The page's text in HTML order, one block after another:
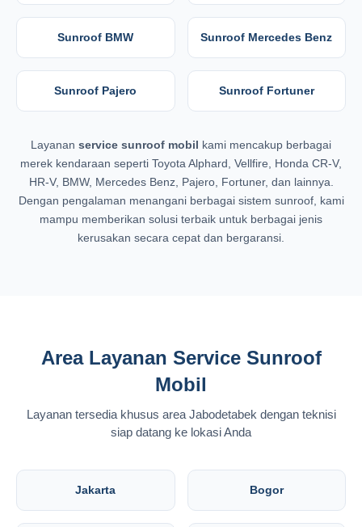
Sunroof BMW Sunroof Mercedes Benz
Sunroof Pajero Sunroof Fortuner
Layanan service sunroof mobil kami mencakup berbagai
merek kendaraan seperti Toyota Alphard, Vellfire, Honda CR-V,
HR-V, BMW, Mercedes Benz, Pajero, Fortuner, dan lainnya.
Dengan pengalaman menangani berbagai sistem sunroof, kami
mampu memberikan solusi terbaik untuk berbagai jenis
kerusakan secara cepat dan bergaransi.
Area Layanan Service Sunroof
Mobil
Layanan tersedia khusus area Jabodetabek dengan teknisi
siap datang ke lokasi Anda
Jakarta Bogor